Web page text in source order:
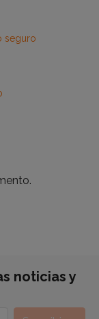
seguro
noticias y